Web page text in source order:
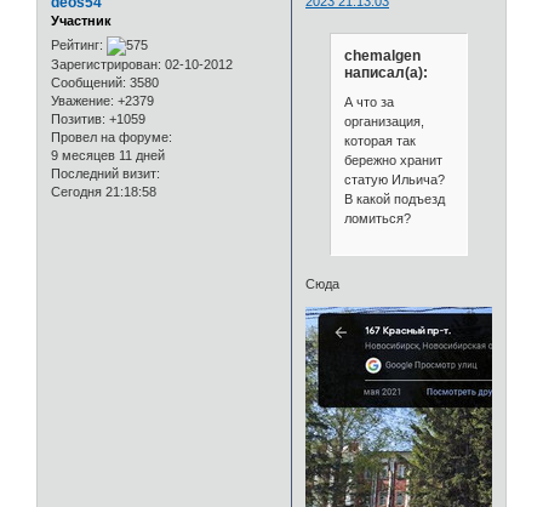
Участник
Рейтинг:
Зарегистрирован: 02-10-2012
Сообщений: 3580
Уважение: +2379
Позитив: +1059
Провел на форуме:
9 месяцев 11 дней
Последний визит:
Сегодня 21:18:58
chemalgen
написал(а):
А что за
организация,
которая так
бережно хранит
статую Ильича?
В какой подъезд
ломиться?
Сюда